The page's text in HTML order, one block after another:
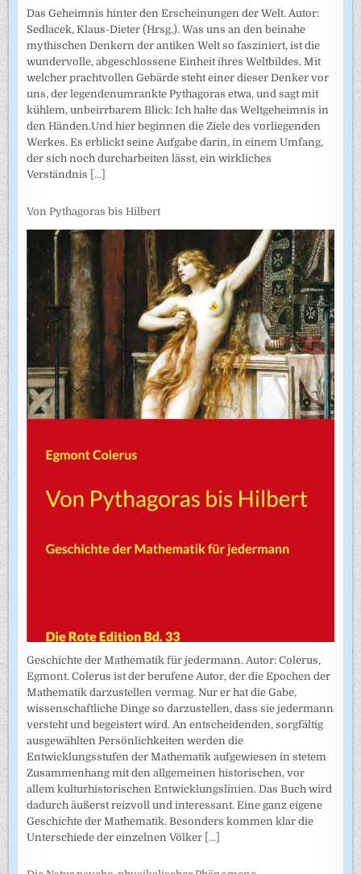
Das Geheimnis hinter den Erscheinungen der Welt. Autor:
Sedlacek, Klaus-Dieter (Hrsg.). Was uns an den beinahe
mythischen Denkern der antiken Welt so fasziniert, ist die
wundervolle, abgeschlossene Einheit ihres Weltbildes. Mit
welcher prachtvollen Gebärde steht einer dieser Denker vor
uns, der legendenumrankte Pythagoras etwa, und sagt mit
kühlem, unbeirrbarem Blick: Ich halte das Weltgeheimnis in
den Händen.Und hier beginnen die Ziele des vorliegenden
Werkes. Es erblickt seine Aufgabe darin, in einem Umfang,
der sich noch durcharbeiten lässt, ein wirkliches
Verständnis [...]
Von Pythagoras bis Hilbert
Geschichte der Mathematik für jedermann. Autor: Colerus,
Egmont. Colerus ist der berufene Autor, der die Epochen der
Mathematik darzustellen vermag. Nur er hat die Gabe,
wissenschaftliche Dinge so darzustellen, dass sie jedermann
versteht und begeistert wird. An entscheidenden, sorgfältig
ausgewählten Persönlichkeiten werden die
Entwicklungsstufen der Mathematik aufgewiesen in stetem
Zusammenhang mit den allgemeinen historischen, vor
allem kulturhistorischen Entwicklungslinien. Das Buch wird
dadurch äußerst reizvoll und interessant. Eine ganz eigene
Geschichte der Mathematik. Besonders kommen klar die
Unterschiede der einzelnen Völker [...]